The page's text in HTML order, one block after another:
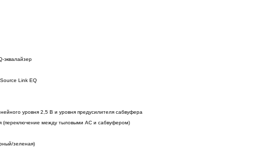
эквалайзер
Link EQ
уровня 2,5 В и уровня предусилителя сабвуфера
(переключение между тыловыми АС и сабвуфером)
зеленая)